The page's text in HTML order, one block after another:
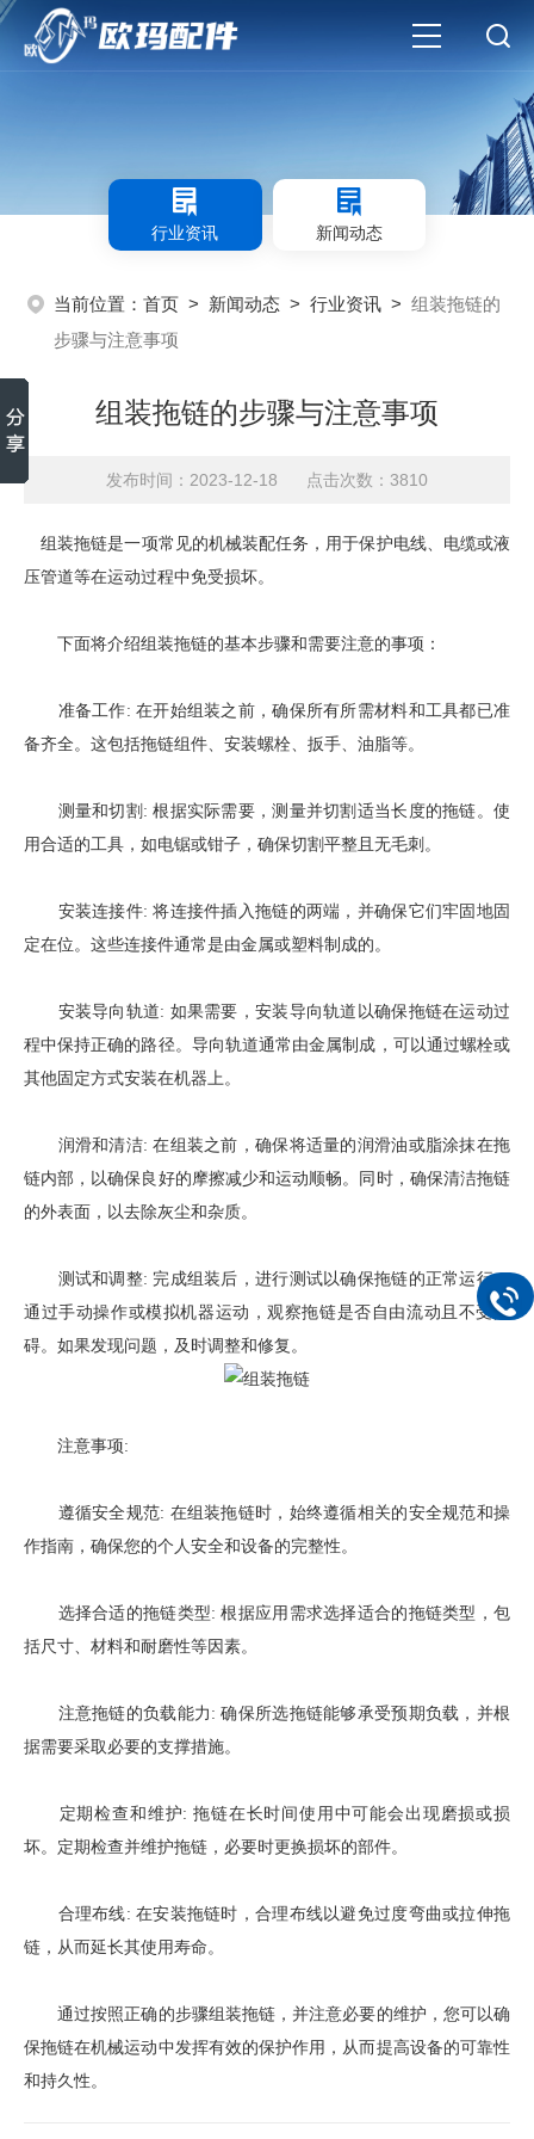
行业资讯 新闻动态
当前位置： 首页 > 新闻动态 > 行业资讯 > 组装拖链的
步骤与注意事项
组装拖链的步骤与注意事项
发布时间：2023-12-18 点击次数：3810
组装拖链是一项常见的机械装配任务，用于保护电线、电缆或液
压管道等在运动过程中免受损坏。
下面将介绍组装拖链的基本步骤和需要注意的事项：
准备工作: 在开始组装之前，确保所有所需材料和工具都已准
备齐全。这包括拖链组件、安装螺栓、扳手、油脂等。
测量和切割: 根据实际需要，测量并切割适当长度的拖链。使
用合适的工具，如电锯或钳子，确保切割平整且无毛刺。
安装连接件: 将连接件插入拖链的两端，并确保它们牢固地固
定在位。这些连接件通常是由金属或塑料制成的。
安装导向轨道: 如果需要，安装导向轨道以确保拖链在运动过
程中保持正确的路径。导向轨道通常由金属制成，可以通过螺栓或
其他固定方式安装在机器上。
润滑和清洁: 在组装之前，确保将适量的润滑油或脂涂抹在拖
链内部，以确保良好的摩擦减少和运动顺畅。同时，确保清洁拖链
的外表面，以去除灰尘和杂质。
测试和调整: 完成组装后，进行测试以确保拖链的正常运行。
通过手动操作或模拟机器运动，观察拖链是否自由流动且不受阻
碍。如果发现问题，及时调整和修复。
注意事项:
遵循安全规范: 在组装拖链时，始终遵循相关的安全规范和操
作指南，确保您的个人安全和设备的完整性。
选择合适的拖链类型: 根据应用需求选择适合的拖链类型，包
括尺寸、材料和耐磨性等因素。
注意拖链的负载能力: 确保所选拖链能够承受预期负载，并根
据需要采取必要的支撑措施。
定期检查和维护: 拖链在长时间使用中可能会出现磨损或损
坏。定期检查并维护拖链，必要时更换损坏的部件。
合理布线: 在安装拖链时，合理布线以避免过度弯曲或拉伸拖
链，从而延长其使用寿命。
通过按照正确的步骤组装拖链，并注意必要的维护，您可以确
保拖链在机械运动中发挥有效的保护作用，从而提高设备的可靠性
和持久性。